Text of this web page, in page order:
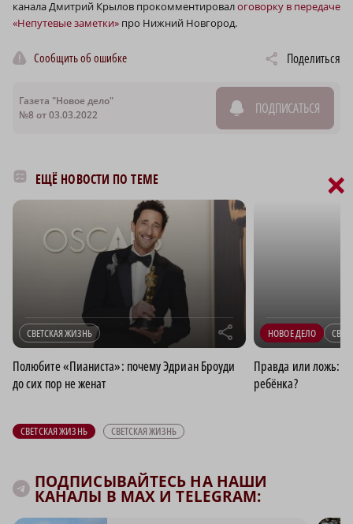
канала Дмитрий Крылов прокомментировалоговорку в передаче
«Непутевые заметки» про Нижний Новгород.
Сообщить об ошибке Поделиться
Газета "Новое дело"
№8 от 03.03.2022
ПОДПИСАТЬСЯ
ЕЩЁ НОВОСТИ ПО ТЕМЕ
СВЕТСКАЯ ЖИЗНЬ r
Полюбите «Пианиста»: почему Эдриан Броуди
до сих пор не женат
НОВОЕ ДЕЛО
Правда или ложь:
ребёнка?
СВЕТСКАЯ ЖИЗНЬ СВЕТСКАЯ ЖИЗНЬ
ПОДПИСЫВАЙТЕСЬ НА НАШИ
КАНАЛЫ В MAX И TELEGRAM:
×